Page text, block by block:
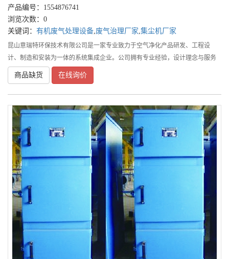
产品编号：1554876741
浏览次数：0
关键词： 有机废气处理设备 废气治理厂家 集尘机厂家
昆山意瑞特环保技术有限公司是一家专业致力于空气净化产品研发、工程设
计、制造和安装为一体的系统集成企业。公司拥有专业经验，设计理念与服务
意识的项目设计研发及施工团队。
商品缺货 在线询价